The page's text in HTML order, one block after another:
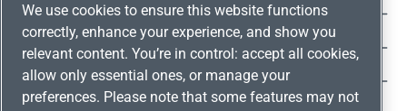
Versandarten
Zahlungsarten
Adresse
We use cookies to ensure this website functions
correctly, enhance your experience, and show you
relevant content. You’re in control: accept all cookies,
allow only essential ones, or manage your
preferences. Please note that some features may not